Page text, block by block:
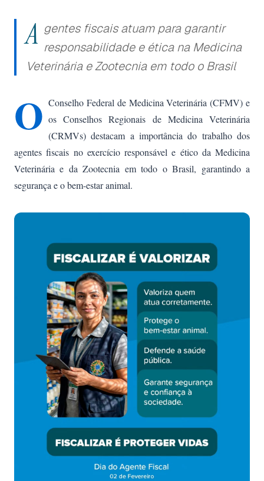
A gentes fiscais atuam para garantir
responsabilidade e ética na Medicina
Veterinária e Zootecnia em todo o Brasil
O Conselho Federal de Medicina Veterinária (CFMV) e
os Conselhos Regionais de Medicina Veterinária
(CRMVs) destacam a importância do trabalho dos
agentes fiscais no exercício responsável e ético da Medicina
Veterinária e da Zootecnia em todo o Brasil, garantindo a
segurança e o bem-estar animal.